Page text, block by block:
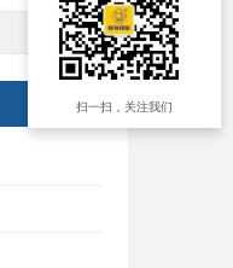
扫一扫，关注我们